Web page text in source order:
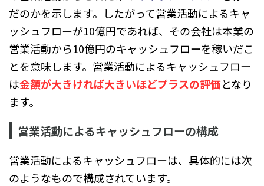
だのかを示します。したがって営業活動によるキャ
ッシュフローが10億円であれば、その会社は本業の
営業活動から10億円のキャッシュフローを稼いだこ
とを意味します。営業活動によるキャッシュフロー
は金額が大きければ大きいほどプラスの評価となり
ます。
営業活動によるキャッシュフローの構成
営業活動によるキャッシュフローは、具体的には次
のようなもので構成されています。